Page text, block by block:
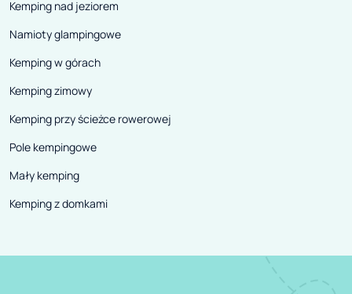
Kemping nad jeziorem
Namioty glampingowe
Kemping w górach
Kemping zimowy
Kemping przy ścieżce rowerowej
Pole kempingowe
Mały kemping
Kemping z domkami